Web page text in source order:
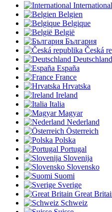
International
Belgien
Belgique
België
България
Česká
Deutschland
España
France
Hrvatska
Ireland
Italia
Magyar
Nederland
Österreich
Polska
Portugal
Slovenija
Slovensko
Suomi
Sverige
Great
Schweiz